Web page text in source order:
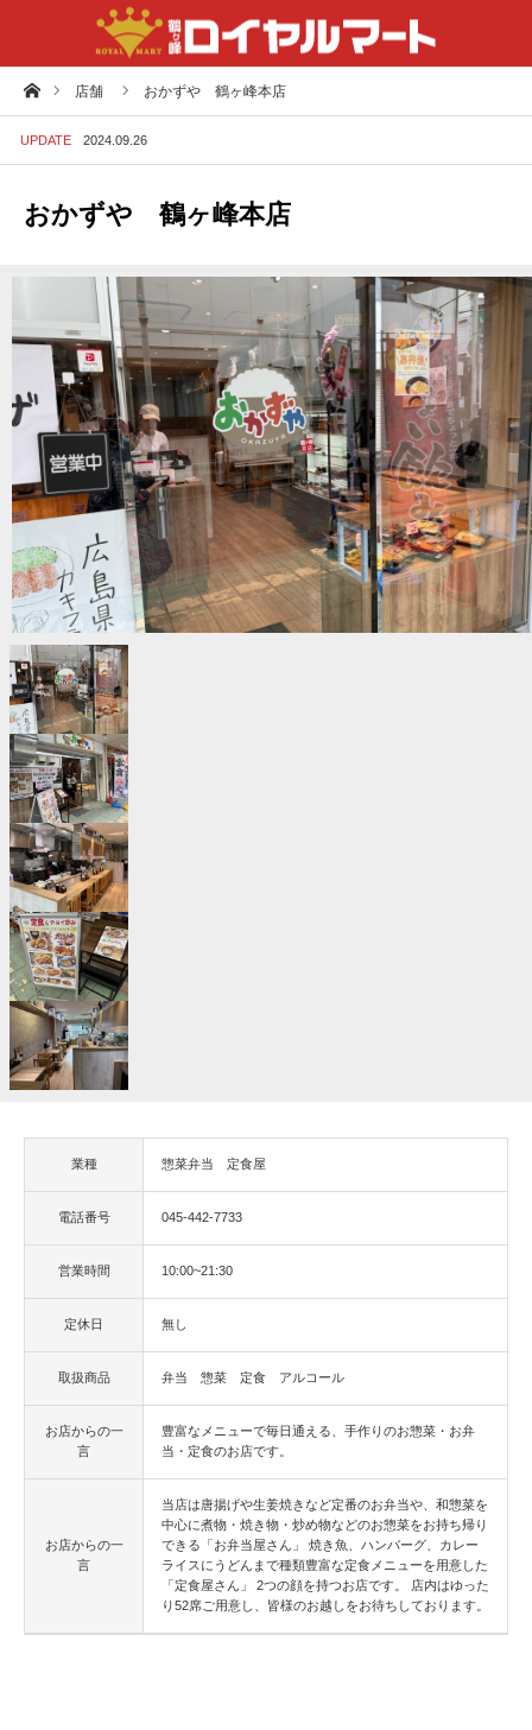
ホーム店舗 おかずや 鶴ヶ峰本店
UPDATE 2024.09.26
おかずや 鶴ヶ峰本店
業種 惣菜弁当 定食屋
電話番号 045-442-7733
営業時間 10:00~21:30
定休日 無し
取扱商品 弁当 惣菜 定食 アルコール
お店からの一
言
豊富なメニューで毎日通える、手作りのお惣菜・お弁
当・定食のお店です。
お店からの一
言
当店は唐揚げや生姜焼きなど定番のお弁当や、和惣菜を
中心に煮物・焼き物・炒め物などのお惣菜をお持ち帰り
できる「お弁当屋さん」 焼き魚、ハンバーグ、カレー
ライスにうどんまで種類豊富な定食メニューを用意した
「定食屋さん」 2つの顔を持つお店です。 店内はゆった
り52席ご用意し、皆様のお越しをお待ちしております。